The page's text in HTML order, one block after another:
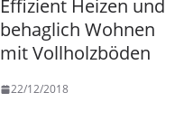
Effizient Heizen und
behaglich Wohnen
mit Vollholzböden
22/12/2018